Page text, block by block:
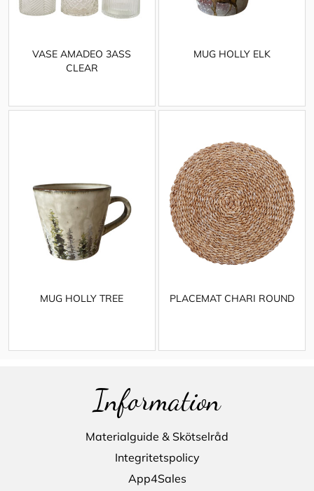
VASE AMADEO 3ASS
CLEAR
MUG HOLLY ELK
MUG HOLLY TREE PLACEMAT CHARI ROUND
Information
Materialguide & Skötselråd
Integritetspolicy
App4Sales